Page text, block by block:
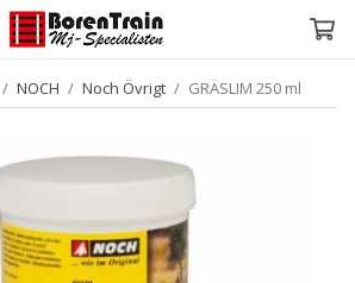
/ NOCH / Noch Övrigt / GRÄSLIM 250 ml